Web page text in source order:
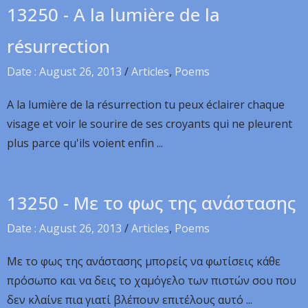
13250 - A la lumière de la
résurrection
Date : August 26, 2013 /Articles, Poems
A la lumière de la résurrection tu peux éclairer chaque
visage et voir le sourire de ses croyants qui ne pleurent
plus parce qu'ils voient enfin ...
13250 - Με το φως της ανάστασης
Date : August 26, 2013 /Articles, Poems
Με το φως της ανάστασης μπορείς να φωτίσεις κάθε
πρόσωπο και να δεις το χαμόγελο των πιστών σου που
δεν κλαίνε πια γιατί βλέπουν επιτέλους αυτό ...